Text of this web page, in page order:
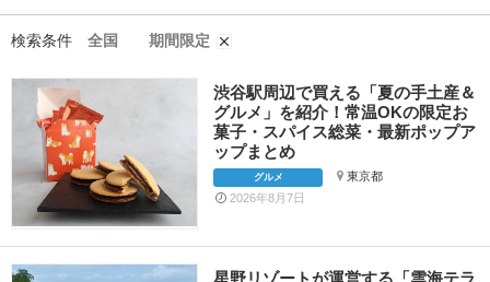
検索条件 全国 期間限定
渋谷駅周辺で買える「夏の手土産＆
グルメ」を紹介！常温OKの限定お
菓子・スパイス総菜・最新ポップア
ップまとめ
グルメ
東京都
2026年8月7日